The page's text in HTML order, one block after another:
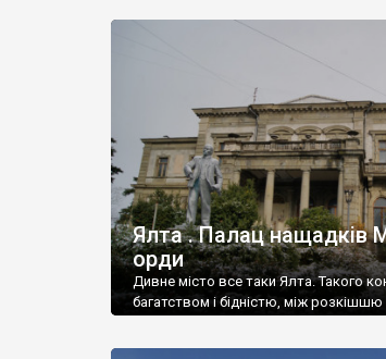
Ялта . Палац нащадків
орди
Дивне місто все таки Ялта. Такого
багатством і бідністю, між розкішшю